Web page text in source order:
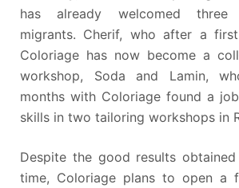
has already welcomed three
migrants. Cherif, who after a
Coloriage has now become a
workshop, Soda and Lamin,
months with Coloriage found a
skills in two tailoring workshops in
Despite the good results
time, Coloriage plans to open a